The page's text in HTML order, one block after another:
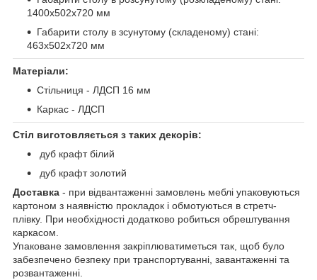
1400х502х720 мм
Габарити столу в зсунутому (складеному) стані:
463х502х720 мм
Матеріали:
Стільниця - ЛДСП 16 мм
Каркас - ЛДСП
Стіл виготовляється з таких декорів:
дуб крафт білий
дуб крафт золотий
Доставка - при відвантаженні замовлень меблі упаковуються
картоном з наявністю прокладок і обмотуються в стретч-
плівку. При необхідності додатково робиться обрештування
каркасом.
Упаковане замовлення закріплюватиметься так, щоб було
забезпечено безпеку при транспортуванні, завантаженні та
розвантаженні.